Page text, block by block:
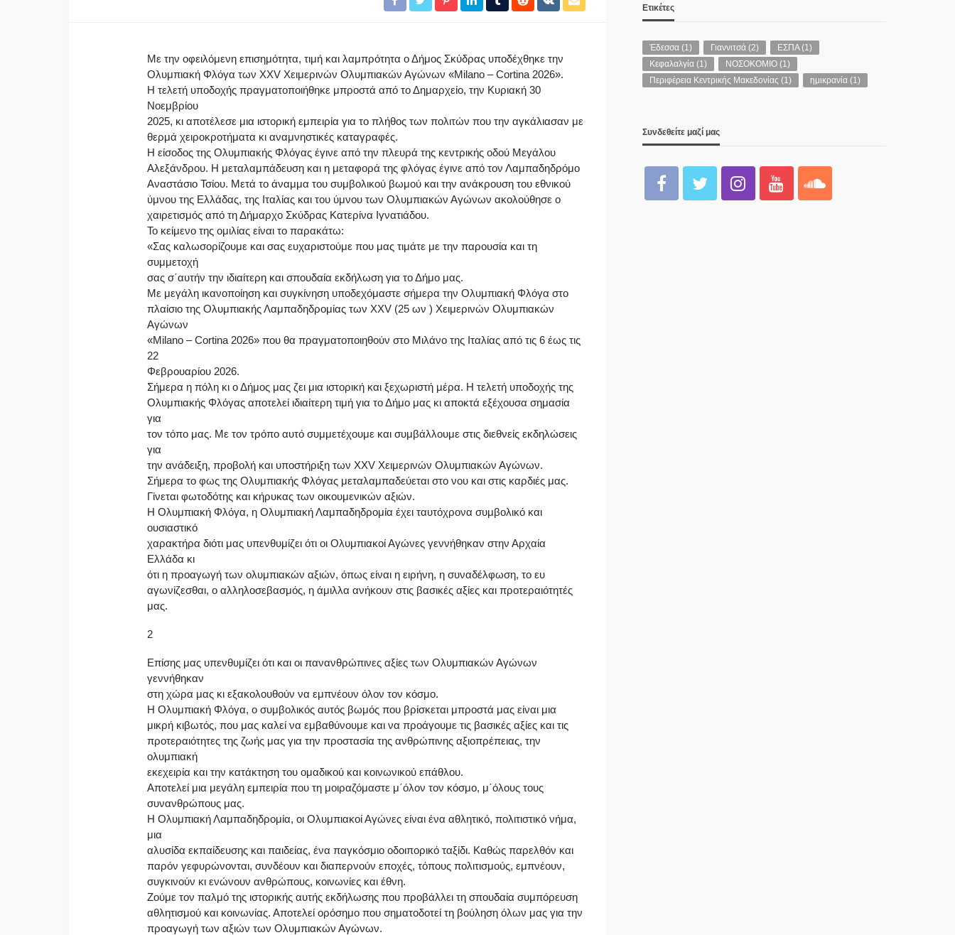
Με την οφειλόμενη επισημότητα, τιμή και λαμπρότητα ο Δήμος Σκύδρας υποδέχθηκε την
Ολυμπιακή Φλόγα των XXV Χειμερινών Ολυμπιακών Αγώνων «Milano – Cortina 2026».
Η τελετή υποδοχής πραγματοποιήθηκε μπροστά από το Δημαρχείο, την Κυριακή 30
Νοεμβρίου
2025, κι αποτέλεσε μια ιστορική εμπειρία για το πλήθος των πολιτών που την αγκάλιασαν με
θερμά χειροκροτήματα κι αναμνηστικές καταγραφές.
Η είσοδος της Ολυμπιακής Φλόγας έγινε από την πλευρά της κεντρικής οδού Μεγάλου
Αλεξάνδρου. Η μεταλαμπάδευση και η μεταφορά της φλόγας έγινε από τον Λαμπαδηδρόμο
Αναστάσιο Τσίου. Μετά το άναμμα του συμβολικού βωμού και την ανάκρουση του εθνικού
ύμνου της Ελλάδας, της Ιταλίας και του ύμνου των Ολυμπιακών Αγώνων ακολούθησε ο
χαιρετισμός από τη Δήμαρχο Σκύδρας Κατερίνα Ιγνατιάδου.
Το κείμενο της ομιλίας είναι το παρακάτω:
«Σας καλωσορίζουμε και σας ευχαριστούμε που μας τιμάτε με την παρουσία και τη
συμμετοχή
σας σ΄αυτήν την ιδιαίτερη και σπουδαία εκδήλωση για το Δήμο μας.
Με μεγάλη ικανοποίηση και συγκίνηση υποδεχόμαστε σήμερα την Ολυμπιακή Φλόγα στο
πλαίσιο της Ολυμπιακής Λαμπαδηδρομίας των XXV (25 ων ) Χειμερινών Ολυμπιακών
Αγώνων
«Milano – Cortina 2026» που θα πραγματοποιηθούν στο Μιλάνο της Ιταλίας από τις 6 έως τις
22
Φεβρουαρίου 2026.
Σήμερα η πόλη κι ο Δήμος μας ζει μια ιστορική και ξεχωριστή μέρα. Η τελετή υποδοχής της
Ολυμπιακής Φλόγας αποτελεί ιδιαίτερη τιμή για το Δήμο μας κι αποκτά εξέχουσα σημασία
για
τον τόπο μας. Με τον τρόπο αυτό συμμετέχουμε και συμβάλλουμε στις διεθνείς εκδηλώσεις
για
την ανάδειξη, προβολή και υποστήριξη των XXV Χειμερινών Ολυμπιακών Αγώνων.
Σήμερα το φως της Ολυμπιακής Φλόγας μεταλαμπαδεύεται στο νου και στις καρδιές μας.
Γίνεται φωτοδότης και κήρυκας των οικουμενικών αξιών.
Η Ολυμπιακή Φλόγα, η Ολυμπιακή Λαμπαδηδρομία έχει ταυτόχρονα συμβολικό και
ουσιαστικό
χαρακτήρα διότι μας υπενθυμίζει ότι οι Ολυμπιακοί Αγώνες γεννήθηκαν στην Αρχαία
Ελλάδα κι
ότι η προαγωγή των ολυμπιακών αξιών, όπως είναι η ειρήνη, η συναδέλφωση, το ευ
αγωνίζεσθαι, ο αλληλοσεβασμός, η άμιλλα ανήκουν στις βασικές αξίες και προτεραιότητές
μας.
2
Επίσης μας υπενθυμίζει ότι και οι πανανθρώπινες αξίες των Ολυμπιακών Αγώνων
γεννήθηκαν
στη χώρα μας κι εξακολουθούν να εμπνέουν όλον τον κόσμο.
Η Ολυμπιακή Φλόγα, ο συμβολικός αυτός βωμός που βρίσκεται μπροστά μας είναι μια
μικρή κιβωτός, που μας καλεί να εμβαθύνουμε και να προάγουμε τις βασικές αξίες και τις
προτεραιότητες της ζωής μας για την προστασία της ανθρώπινης αξιοπρέπειας, την
ολυμπιακή
εκεχειρία και την κατάκτηση του ομαδικού και κοινωνικού επάθλου.
Αποτελεί μια μεγάλη εμπειρία που τη μοιραζόμαστε μ΄όλον τον κόσμο, μ΄όλους τους
συνανθρώπους μας.
Η Ολυμπιακή Λαμπαδηδρομία, οι Ολυμπιακοί Αγώνες είναι ένα αθλητικό, πολιτιστικό νήμα,
μια
αλυσίδα εκπαίδευσης και παιδείας, ένα παγκόσμιο οδοιπορικό ταξίδι. Καθώς παρελθόν και
παρόν γεφυρώνονται, συνδέουν και διαπερνούν εποχές, τόπους πολιτισμούς, εμπνέουν,
συγκινούν κι ενώνουν ανθρώπους, κοινωνίες και έθνη.
Ζούμε τον παλμό της ιστορικής αυτής εκδήλωσης που προβάλλει τη σπουδαία συμπόρευση
αθλητισμού και κοινωνίας. Αποτελεί ορόσημο που σηματοδοτεί τη βούληση όλων μας για την
προαγωγή των αξιών των Ολυμπιακών Αγώνων.
Ετικέτες
Έδεσσα(1) Γιαννιτσά(2) ΕΣΠΑ(1)
Κεφαλαλγία(1) ΝΟΣΟΚΟΜΙΟ(1)
Περιφέρεια Κεντρικής Μακεδονίας (1) ημικρανία(1)
Συνδεθείτε μαζί μας